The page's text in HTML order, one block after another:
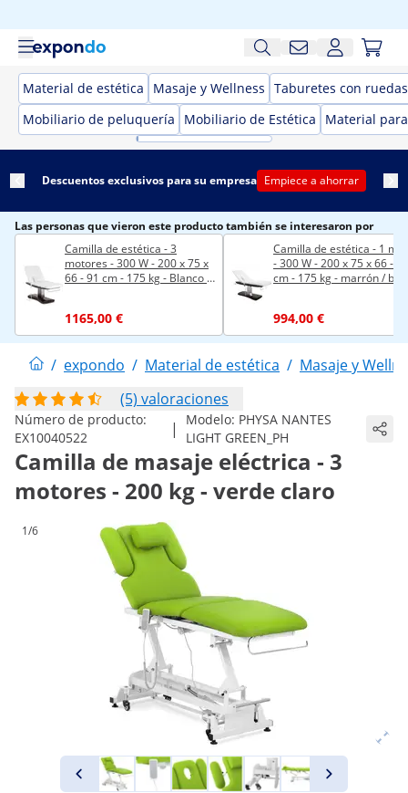
Material de estética Masaje y Wellness Taburetes con
Mobiliario de peluquería
Mobiliario de Estética Material
Descuentos exclusivos para su empresa Empiece a ahorrar
Las personas que vieron este producto también se interesaron por
Camilla de estética - 3
motores - 300 W - 200 x 75 x
66 - 91 cm - 175 kg - Blanco /
1165,00 €
Camilla de estética - 1
- 300 W - 200 x 75 x 66 - 91
cm - 175 kg - marrón /
994,00 €
/ expondo / Material de estética / Masaje y
(5) valoraciones
Número de producto:
EX10040522
| Modelo: PHYSA NANTES
LIGHT GREEN_PH
Camilla de masaje eléctrica - 3
motores - 200 kg - verde claro
1/6